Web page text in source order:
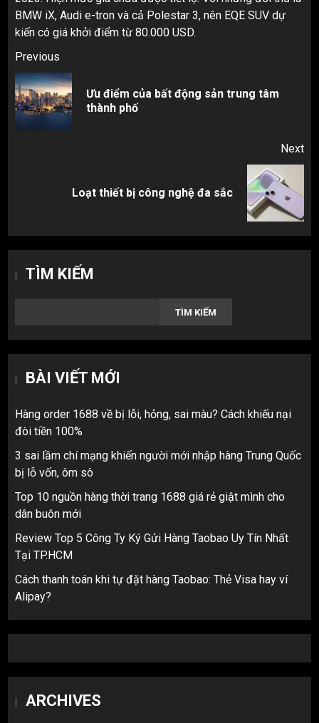
BMW iX, Audi e-tron và cả Polestar 3, nên EQE SUV dự
kiến có giá khởi điểm từ 80.000 USD.
Post
navigation
Previous
Ưu điểm của bất động sản trung tâm
thành phố
Next
Loạt thiết bị công nghệ đa sắc
TÌM KIẾM
TÌM KIẾM
BÀI VIẾT MỚI
Hàng order 1688 về bị lỗi, hỏng, sai màu? Cách khiếu nại
đòi tiền 100%
3 sai lầm chí mạng khiến người mới nhập hàng Trung Quốc
bị lỗ vốn, ôm sô
Top 10 nguồn hàng thời trang 1688 giá rẻ giật mình cho
dân buôn mới
Review Top 5 Công Ty Ký Gửi Hàng Taobao Uy Tín Nhất
Tại TP.HCM
Cách thanh toán khi tự đặt hàng Taobao: Thẻ Visa hay ví
Alipay?
ARCHIVES